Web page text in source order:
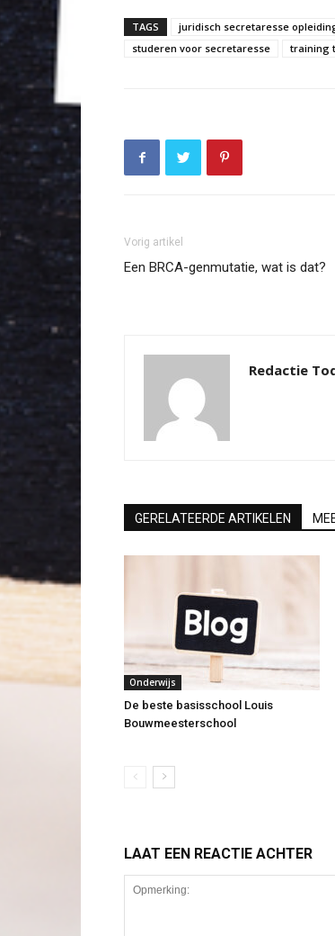
TAGS juridisch secretaresse
studeren voor secretaresse
training
Vorig artikel
Een BRCA-genmutatie, wat is dat?
Redactie
GERELATEERDE ARTIKELEN
Onderwijs
De beste basisschool Louis
Bouwmeesterschool
LAAT EEN REACTIE ACHTER